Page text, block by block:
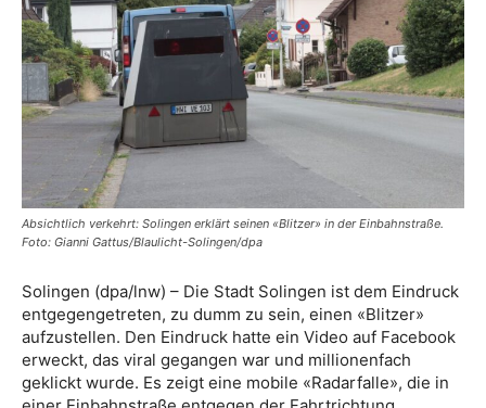
Absichtlich verkehrt: Solingen erklärt seinen «Blitzer» in der Einbahnstraße.
Foto: Gianni Gattus/Blaulicht-Solingen/dpa
Solingen (dpa/lnw) – Die Stadt Solingen ist dem Eindruck
entgegengetreten, zu dumm zu sein, einen «Blitzer»
aufzustellen. Den Eindruck hatte ein Video auf Facebook
erweckt, das viral gegangen war und millionenfach
geklickt wurde. Es zeigt eine mobile «Radarfalle», die in